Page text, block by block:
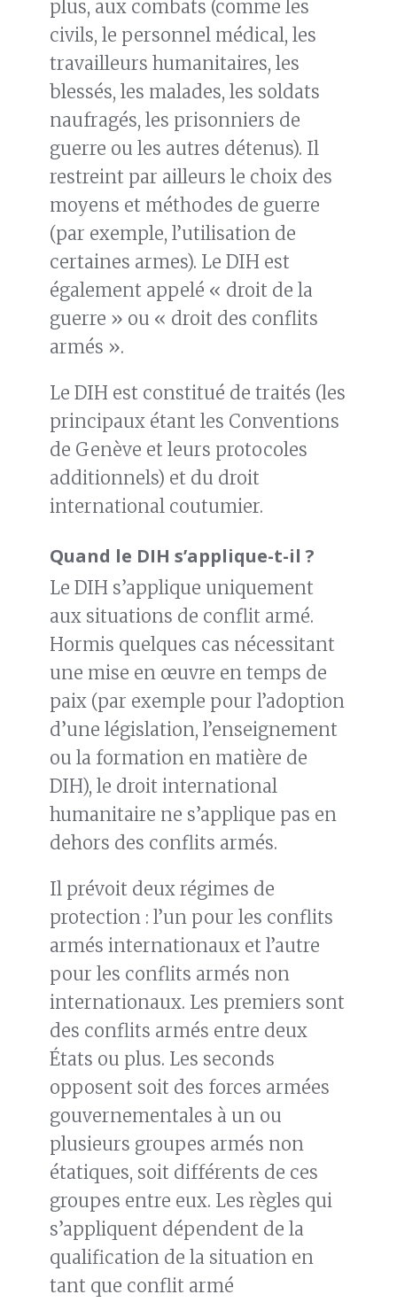
plus, aux combats (comme les
civils, le personnel médical, les
travailleurs humanitaires, les
blessés, les malades, les soldats
naufragés, les prisonniers de
guerre ou les autres détenus). Il
restreint par ailleurs le choix des
moyens et méthodes de guerre
(par exemple, l’utilisation de
certaines armes). Le DIH est
également appelé « droit de la
guerre » ou « droit des conflits
armés ».
Le DIH est constitué de traités (les
principaux étant les Conventions
de Genève et leurs protocoles
additionnels) et du droit
international coutumier.
Quand le DIH s’applique-t-il ?
Le DIH s’applique uniquement
aux situations de conflit armé.
Hormis quelques cas nécessitant
une mise en œuvre en temps de
paix (par exemple pour l’adoption
d’une législation, l’enseignement
ou la formation en matière de
DIH), le droit international
humanitaire ne s’applique pas en
dehors des conflits armés.
Il prévoit deux régimes de
protection : l’un pour les conflits
armés internationaux et l’autre
pour les conflits armés non
internationaux. Les premiers sont
des conflits armés entre deux
États ou plus. Les seconds
opposent soit des forces armées
gouvernementales à un ou
plusieurs groupes armés non
étatiques, soit différents de ces
groupes entre eux. Les règles qui
s’appliquent dépendent de la
qualification de la situation en
tant que conflit armé